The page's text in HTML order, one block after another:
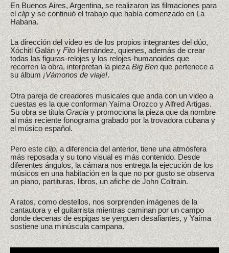
En Buenos Aires, Argentina, se realizaron las filmaciones para
elclipy se continuó el trabajo que había comenzado en La
Habana.
La dirección del video es de los propios integrantes del dúo,
Xóchitl Galán y FitoHernández, quienes, además de crear
todas las figuras-relojes y los relojes-humanoides que
recorren la obra, interpretan la piezaBig Benque pertenece a
su álbum¡Vámonos de viaje!.
Otra pareja de creadores musicales que anda con un video a
cuestas es la que conforman Yaíma Orozco y Alfred Artigas.
Su obra se titula Graciay promociona la pieza que da nombre
al más reciente fonograma grabado por la trovadora cubana y
el músico español.
Pero esteclip, a diferencia del anterior, tiene una atmósfera
más reposada y su tono visual es más contenido. Desde
diferentes ángulos, la cámara nos entrega la ejecución de los
músicos en una habitación en la que no por gusto se observa
un piano, partituras, libros, un afiche de John Coltrain.
A ratos, como destellos, nos sorprenden imágenes de la
cantautora y el guitarrista mientras caminan por un campo
donde decenas de espigas se yerguen desafiantes, y Yaíma
sostiene una minúscula campana.